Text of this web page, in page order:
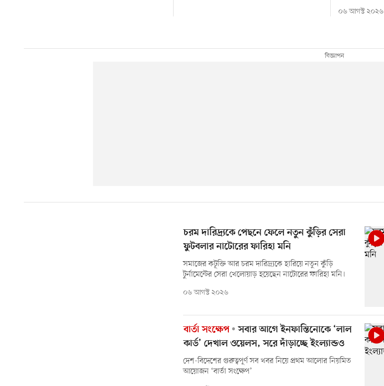
০৬ আগস্ট ২০২৬
চরম দারিদ্র্যকে পেছনে ফেলে নতুন কুঁড়ির সেরা
ফুটবলার নাটোরের ফারিহা মনি
সমাজের কটূক্তি আর চরম দারিদ্র্যকে হারিয়ে নতুন কুঁড়ি
টুর্নামেন্টের সেরা খেলোয়াড় হয়েছেন নাটোরের ফারিহা মনি।
০৬ আগস্ট ২০২৬
বার্তা সংক্ষেপ
সবার আগে ইনফান্তিনোকে ‘লাল
কার্ড’ দেখাল ওয়েলস, সরে দাঁড়াচ্ছে ইংল্যান্ডও
দেশ-বিদেশের গুরুত্বপূর্ণ সব খবর নিয়ে প্রথম আলোর নিয়মিত
আয়োজন ‘বার্তা সংক্ষেপ’